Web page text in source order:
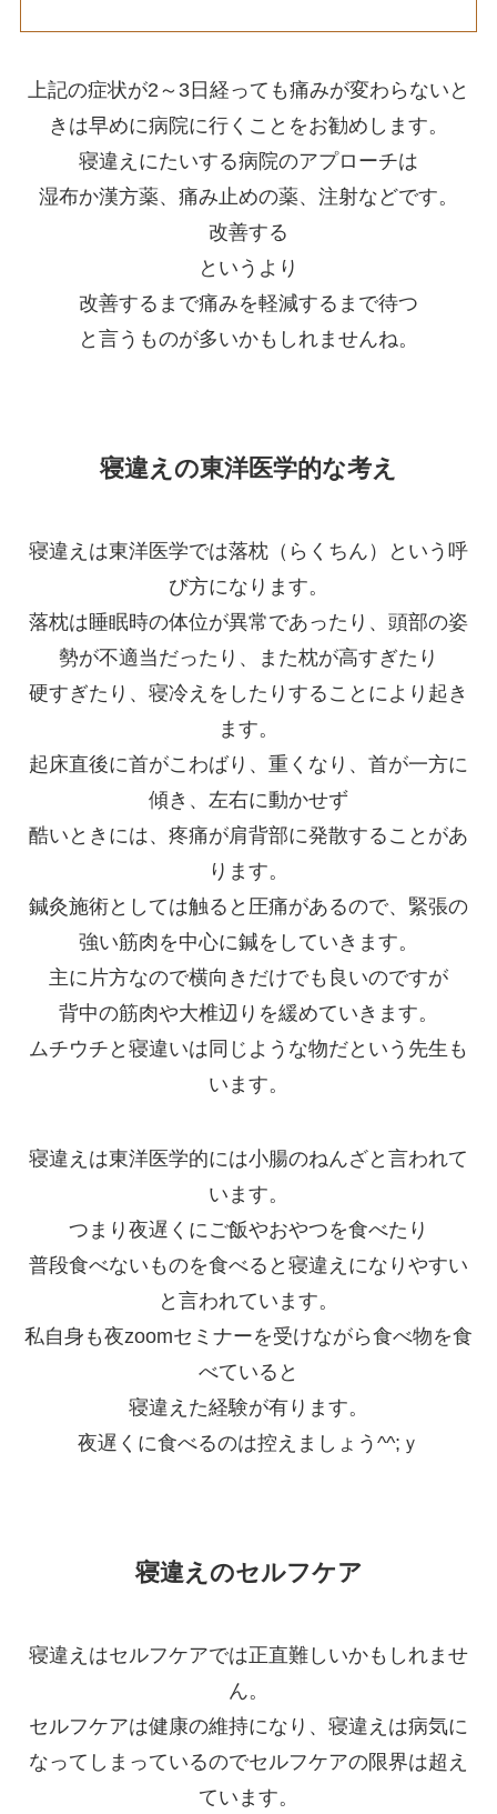
上記の症状が2～3日経っても痛みが変わらないと
きは早めに病院に行くことをお勧めします。
寝違えにたいする病院のアプローチは
湿布か漢方薬、痛み止めの薬、注射などです。
改善する
というより
改善するまで痛みを軽減するまで待つ
と言うものが多いかもしれませんね。
寝違えの東洋医学的な考え
寝違えは東洋医学では落枕（らくちん）という呼
び方になります。
落枕は睡眠時の体位が異常であったり、頭部の姿
勢が不適当だったり、また枕が高すぎたり
硬すぎたり、寝冷えをしたりすることにより起き
ます。
起床直後に首がこわばり、重くなり、首が一方に
傾き、左右に動かせず
酷いときには、疼痛が肩背部に発散することがあ
ります。
鍼灸施術としては触ると圧痛があるので、緊張の
強い筋肉を中心に鍼をしていきます。
主に片方なので横向きだけでも良いのですが
背中の筋肉や大椎辺りを緩めていきます。
ムチウチと寝違いは同じような物だという先生も
います。
寝違えは東洋医学的には小腸のねんざと言われて
います。
つまり夜遅くにご飯やおやつを食べたり
普段食べないものを食べると寝違えになりやすい
と言われています。
私自身も夜zoomセミナーを受けながら食べ物を食
べていると
寝違えた経験が有ります。
夜遅くに食べるのは控えましょう^^;ｙ
寝違えのセルフケア
寝違えはセルフケアでは正直難しいかもしれませ
ん。
セルフケアは健康の維持になり、寝違えは病気に
なってしまっているのでセルフケアの限界は超え
ています。